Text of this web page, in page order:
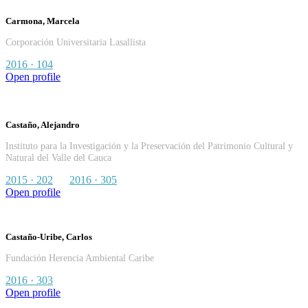
Carmona, Marcela
Corporación Universitaria Lasallista
2016 · 104
Open profile
Castaño, Alejandro
Instituto para la Investigación y la Preservación del Patrimonio Cultural y
Natural del Valle del Cauca
2015 · 202
2016 · 305
Open profile
Castaño-Uribe, Carlos
Fundación Herencia Ambiental Caribe
2016 · 303
Open profile